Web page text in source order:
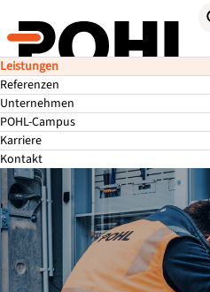
Leistungen
Referenzen
Unternehmen
POHL-Campus
Karriere
Kontakt